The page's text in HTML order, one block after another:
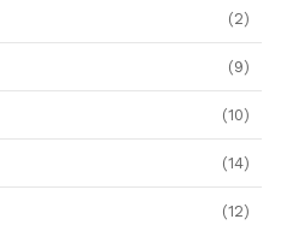
(2)
(9)
(10)
(14)
(12)